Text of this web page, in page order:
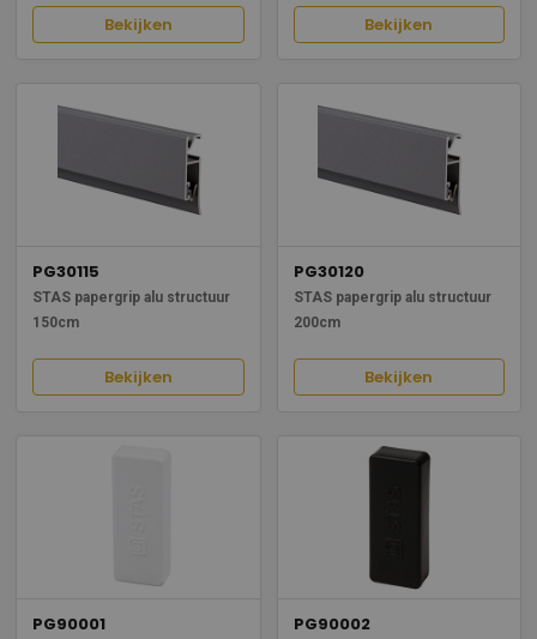
Bekijken Bekijken
PG30115
STAS papergrip alu structuur
150cm
Bekijken
PG30120
STAS papergrip alu structuur
200cm
Bekijken
PG90001 PG90002